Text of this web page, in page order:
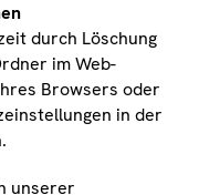
durch Löschung
im Web-
Browsers oder
in der
unserer